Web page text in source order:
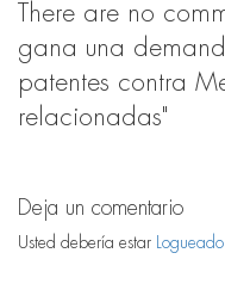
There are no
gana una
patentes contra
relacionadas"
Deja un comentario
Usted debería estar Logueado